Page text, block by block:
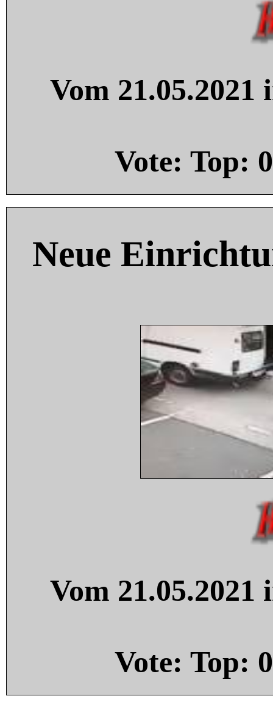
Vom
Vote: Top: 0
Neue
Vom
Vote: Top: 0